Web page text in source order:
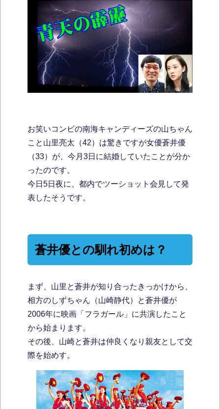
お笑いコンビの南海キャンディーズの山ちゃん
こと山里亮太（42）は驚きですが女優蒼井優
（33）が、今月3日に結婚していたことが分か
ったのです。
今日5日夜に、都内でツーショット会見して発
表したそうです。
蒼井優との馴れ初めは？
まず、山里と蒼井が知り合ったきっかけから、
相方のしずちゃん（山崎静代）と蒼井優が
2006年に映画「フラガール」に共演したこと
から始まります。
その後、山崎と蒼井は仲良くなり親友として交
際を始めす。